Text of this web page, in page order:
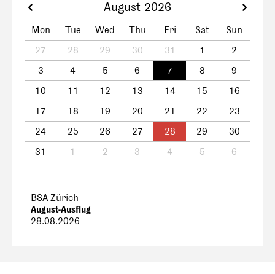
August 2026
Mon Tue Wed Thu Fri Sat
Sun
27
28 29 30 31 1
2
3
4 5 6 7 8
9
10
11 12 13 14 15
16
17
18 19 20 21 22
23
24
25 26 27 28 29
30
31
1 2 3 4 5 6
BSA Zürich
August-Ausflug
28.08.2026